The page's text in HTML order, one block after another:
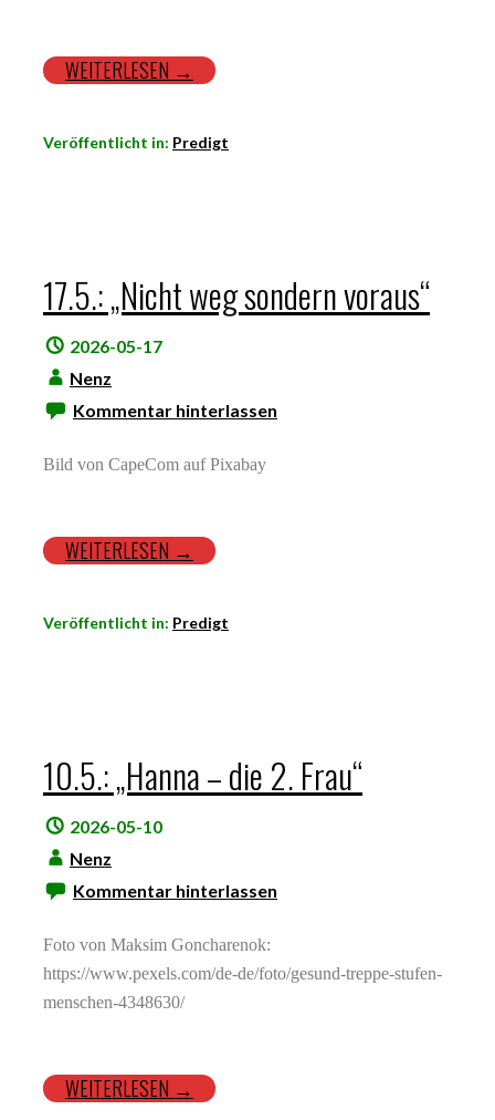
WEITERLESEN →
Veröffentlicht in: Predigt
17.5.: „Nicht weg sondern voraus“
2026-05-17
Nenz
Kommentar hinterlassen
Bild von CapeCom auf Pixabay
WEITERLESEN →
Veröffentlicht in: Predigt
10.5.: „Hanna – die 2. Frau“
2026-05-10
Nenz
Kommentar hinterlassen
Foto von Maksim Goncharenok:
https://www.pexels.com/de-de/foto/gesund-treppe-stufen-
menschen-4348630/
WEITERLESEN →